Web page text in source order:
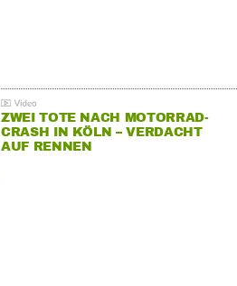
ZWEI TOTE NACH MOTORRAD-
CRASH IN KÖLN – VERDACHT
AUF RENNEN